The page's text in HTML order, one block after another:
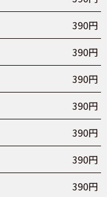
390円
390円
390円
390円
390円
390円
390円